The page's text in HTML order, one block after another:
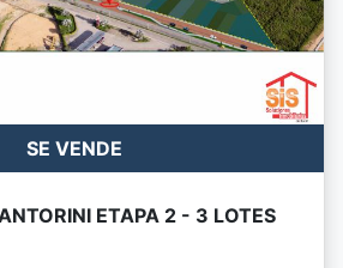
SE VENDE
ETAPA 2 - 3 LOTES